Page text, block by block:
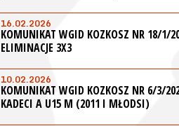
16.02.2026
KOMUNIKAT WGID KOZKOSZ NR 18/1/
ELIMINACJE 3X3
10.02.2026
KOMUNIKAT WGID KOZKOSZ NR 6/3/
KADECI A U15 M (2011 I MŁODSI)